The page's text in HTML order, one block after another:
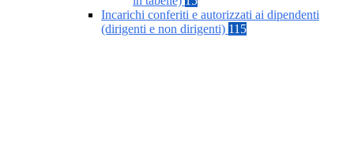
Incarichi conferiti e autorizzati ai dipendenti
(dirigenti e non dirigenti) 115